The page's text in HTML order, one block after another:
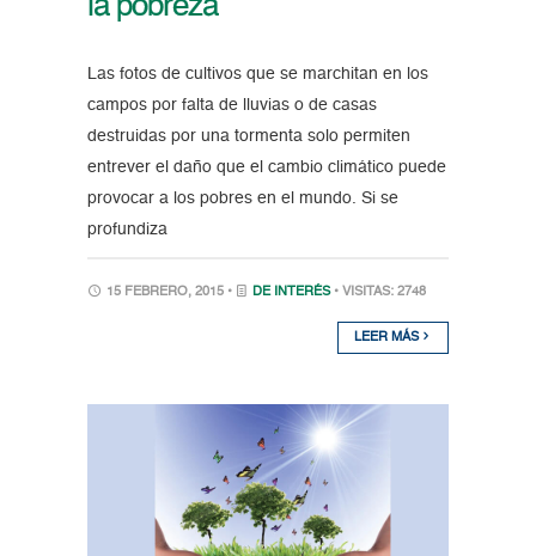
la pobreza
Las fotos de cultivos que se marchitan en los
campos por falta de lluvias o de casas
destruidas por una tormenta solo permiten
entrever el daño que el cambio climático puede
provocar a los pobres en el mundo. Si se
profundiza
15 FEBRERO, 2015 • DE INTERÉS • VISITAS: 2748
LEER MÁS